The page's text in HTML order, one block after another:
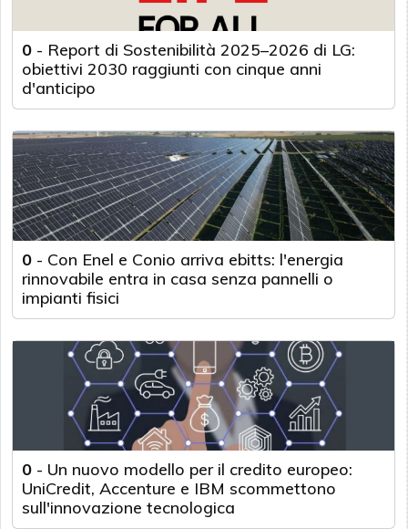
0 - Report di Sostenibilità 2025–2026 di LG:
obiettivi 2030 raggiunti con cinque anni
d'anticipo
0 - Con Enel e Conio arriva ebitts: l'energia
rinnovabile entra in casa senza pannelli o
impianti fisici
0 - Un nuovo modello per il credito europeo:
UniCredit, Accenture e IBM scommettono
sull'innovazione tecnologica